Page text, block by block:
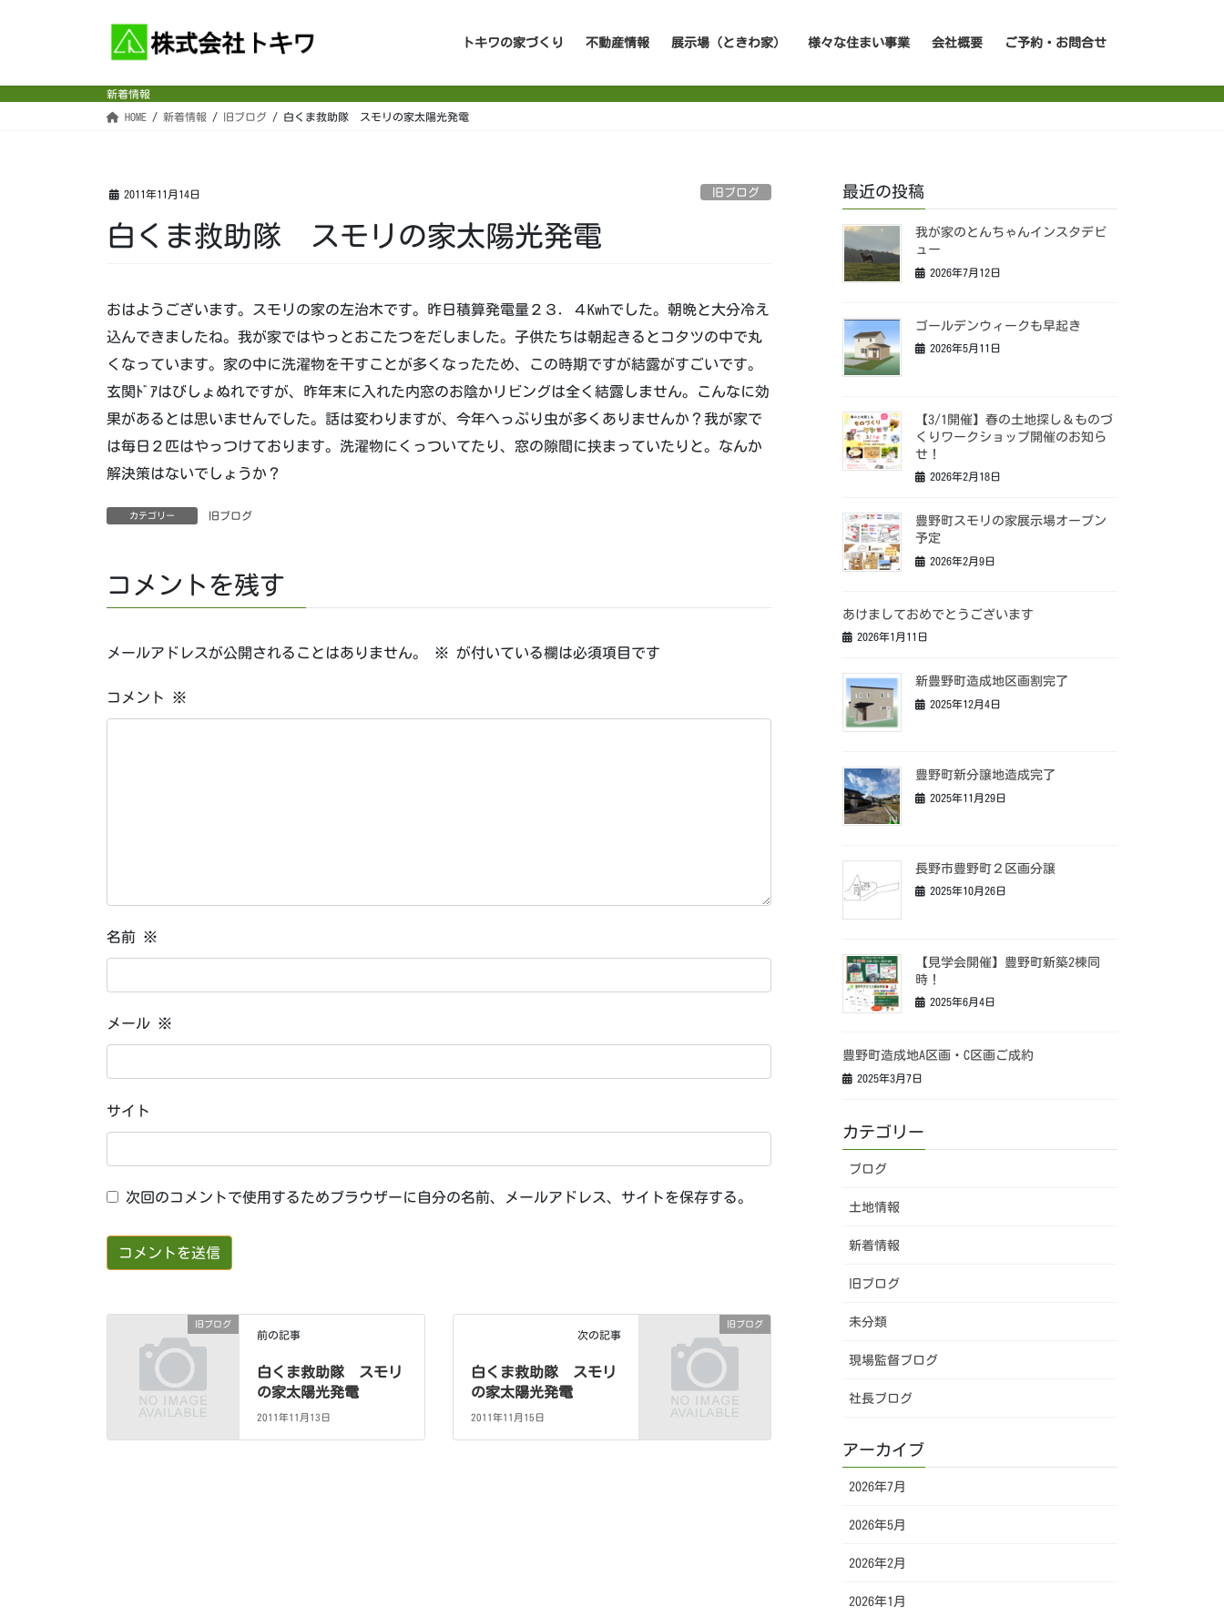
トキワの家づくり 不動産情報 展示場（ときわ家） 様々な住まい事業 会社概要 ご予約・お問合せ
新着情報
HOME 新着情報 旧ブログ 白くま救助隊 スモリの家太陽光発電
2011年11月14日 旧ブログ
白くま救助隊 スモリの家太陽光発電
おはようございます。スモリの家の左治木です。昨日積算発電量２３．４Kwhでした。朝晩と大分冷え
込んできましたね。我が家ではやっとおこたつをだしました。子供たちは朝起きるとコタツの中で丸
くなっています。家の中に洗濯物を干すことが多くなったため、この時期ですが結露がすごいです。
玄関ﾄﾞｱはびしょぬれですが、昨年末に入れた内窓のお陰かリビングは全く結露しません。こんなに効
果があるとは思いませんでした。話は変わりますが、今年へっぷり虫が多くありませんか？我が家で
は毎日２匹はやっつけております。洗濯物にくっついてたり、窓の隙間に挟まっていたりと。なんか
解決策はないでしょうか？
カテゴリー 旧ブログ
コメントを残す
メールアドレスが公開されることはありません。 ※ が付いている欄は必須項目です
コメント ※
名前 ※
メール ※
サイト
次回のコメントで使用するためブラウザーに自分の名前、メールアドレス、サイトを保存する。
旧ブログ
前の記事
白くま救助隊 スモリ
の家太陽光発電
2011年11月13日
旧ブログ
次の記事
白くま救助隊 スモリ
の家太陽光発電
2011年11月15日
最近の投稿
我が家のとんちゃんインスタデビ
ュー
2026年7月12日
ゴールデンウィークも早起き
2026年5月11日
【3/1開催】春の土地探し＆ものづ
くりワークショップ開催のお知ら
せ！
2026年2月18日
豊野町スモリの家展示場オープン
予定
2026年2月9日
あけましておめでとうございます
2026年1月11日
新豊野町造成地区画割完了
2025年12月4日
豊野町新分譲地造成完了
2025年11月29日
長野市豊野町２区画分譲
2025年10月26日
【見学会開催】豊野町新築2棟同
時！
2025年6月4日
豊野町造成地A区画・C区画ご成約
2025年3月7日
カテゴリー
ブログ
土地情報
新着情報
旧ブログ
未分類
現場監督ブログ
社長ブログ
アーカイブ
2026年7月
2026年5月
2026年2月
2026年1月